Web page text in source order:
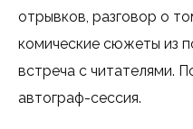
отрывков, разговор о
комические сюжеты из
встреча с читателями.
автограф-сессия.